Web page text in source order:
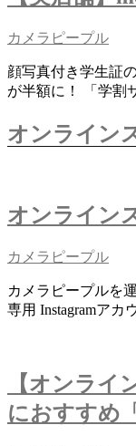
カメラピープル
顔写真付き学生証
が半額に！ 「学割
オンライン
オンライン
カメラピープル
カメラピープルを
専用 Instagramアカ
【オンライ
におすすめ